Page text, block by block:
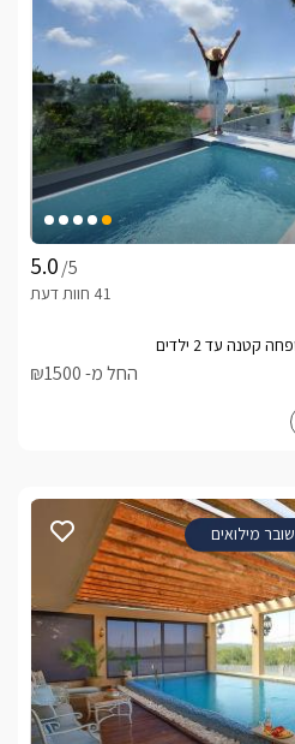
/5
החל מ- ₪1500
שובר מילואים